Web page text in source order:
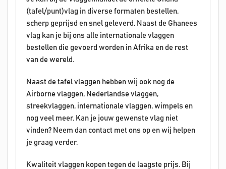
(tafel/punt)vlag in diverse formaten bestellen,
scherp geprijsd en snel geleverd. Naast de Ghanees
vlag kan je bij ons alle internationale vlaggen
bestellen die gevoerd worden in Afrika en de rest
van de wereld.
Naast de tafel vlaggen hebben wij ook nog de
Airborne vlaggen, Nederlandse vlaggen,
streekvlaggen, internationale vlaggen, wimpels en
nog veel meer. Kan je jouw gewenste vlag niet
vinden? Neem dan contact met ons op en wij helpen
je graag verder.
Kwaliteit vlaggen kopen tegen de laagste prijs. Bij